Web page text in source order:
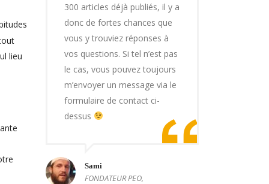
lieu
300 articles déjà publiés, il y a
donc de fortes chances que
vous y trouviez réponses à
vos questions. Si tel n’est pas
le cas, vous pouvez toujours
m’envoyer un message via le
formulaire de contact ci-
dessus
Sami
FONDATEUR PEO,